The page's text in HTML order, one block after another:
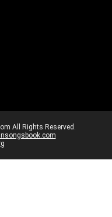
All Rights Reserved.